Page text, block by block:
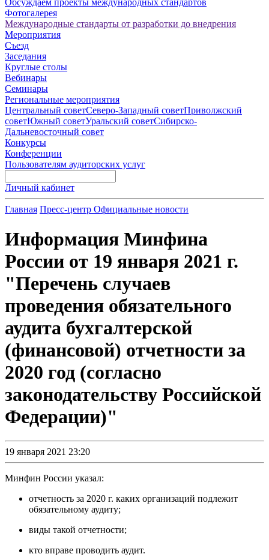
Обсуждаем проекты международных стандартов
Фотогалерея
Международные стандарты от разработки до внедрения
Мероприятия
Съезд
Заседания
Круглые столы
Вебинары
Семинары
Региональные мероприятия
Центральный советСеверо-Западный советПриволжский
советЮжный советУральский советСибирско-
Дальневосточный совет
Конкурсы
Конференции
Пользователям аудиторских услуг
Личный кабинет
Главная Пресс-центр Официальные новости
Информация Минфина
России от 19 января 2021 г.
"Перечень случаев
проведения обязательного
аудита бухгалтерской
(финансовой) отчетности за
2020 год (согласно
законодательству Российской
Федерации)"
19 января 2021 23:20
Минфин России указал:
отчетность за 2020 г. каких организаций подлежит
обязательному аудиту;
виды такой отчетности;
кто вправе проводить аудит.